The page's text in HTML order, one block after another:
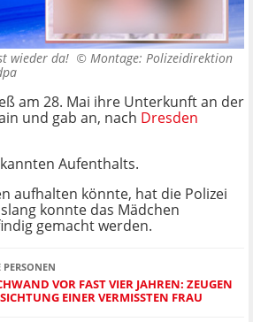
wieder da! © Montage: Polizeidirektion
am 28. Mai ihre Unterkunft an der
und gab an, nach Dresden
Aufenthalts.
aufhalten könnte, hat die Polizei
konnte das Mädchen
gemacht werden.
PERSONEN
VOR FAST VIER JAHREN: ZEUGEN
EINER VERMISSTEN FRAU